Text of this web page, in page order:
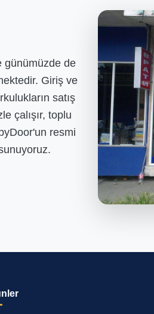
günümüzde de
Giriş ve
satış
çalışır, toplu
resmi